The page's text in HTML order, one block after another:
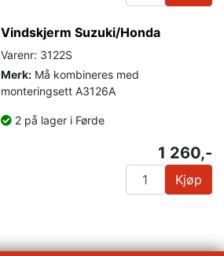
Vindskjerm Suzuki/Honda
Varenr: 3122S
Merk: Må kombineres med
monteringsett A3126A
2 på lager i Førde
1 260,-
Kjøp